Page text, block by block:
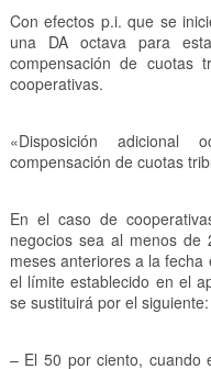
Con efectos p.i. que se
una DA octava para
compensación de cuotas
cooperativas.
«Disposición
compensación de cuotas
En el caso de
negocios sea al menos
meses anteriores a la
el límite establecido en el
se sustituirá por el siguiente:
– El 50 por ciento, cuando